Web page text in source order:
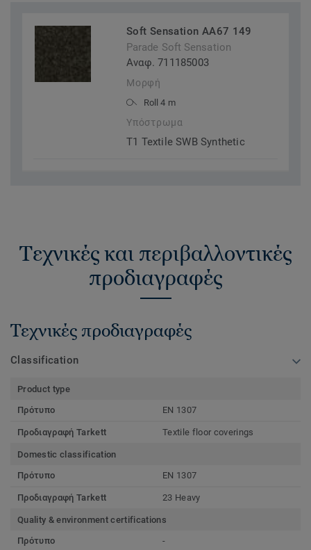
Soft Sensation AA67 149
Parade Soft Sensation
Αναφ. 711185003
Μορφή
Roll 4 m
Υπόστρωμα
T1 Textile SWB Synthetic
Τεχνικές και περιβαλλοντικές
προδιαγραφές
Τεχνικές προδιαγραφές
Classification
Product type
Πρότυπο
EN 1307
Προδιαγραφή Tarkett Textile floor coverings
Domestic classification
Πρότυπο
EN 1307
Προδιαγραφή Tarkett 23 Heavy
Quality & environment certifications
Πρότυπο
-